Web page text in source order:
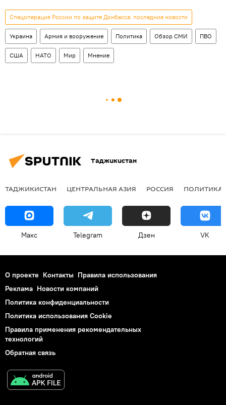
Спецоперация России по защите Донбасса: последние новости
Украина Армия и вооружение Политика Обзор СМИ ПВО
США НАТО Мир Мнение
Таджикистан
ТАДЖИКИСТАН ЦЕНТРАЛЬНАЯ АЗИЯ РОССИЯ ПОЛИТИКА
Макс Telegram Дзен VK
О проекте Контакты Правила использования
Реклама Новости компаний
Политика конфиденциальности
Политика использования Cookie
Правила применения рекомендательных
технологий
Обратная связь